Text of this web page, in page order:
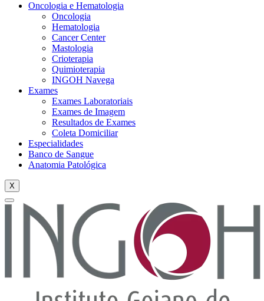
Oncologia e Hematologia
Oncologia
Hematologia
Cancer Center
Mastologia
Crioterapia
Quimioterapia
INGOH Navega
Exames
Exames Laboratoriais
Exames de Imagem
Resultados de Exames
Coleta Domiciliar
Especialidades
Banco de Sangue
Anatomia Patológica
X